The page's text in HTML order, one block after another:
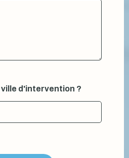
ville d'intervention ?